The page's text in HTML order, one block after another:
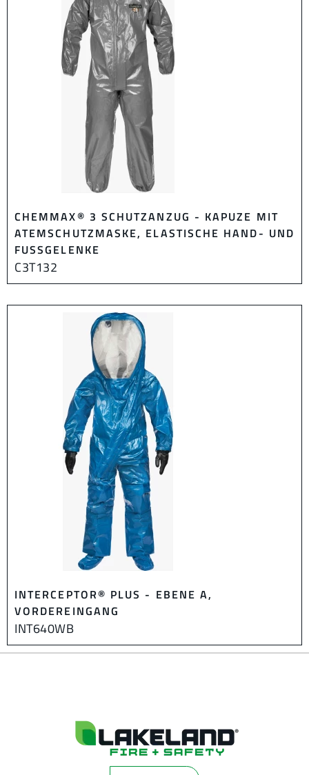
CHEMMAX® 3 SCHUTZANZUG - KAPUZE MIT
ATEMSCHUTZMASKE, ELASTISCHE HAND- UND
FUSSGELENKE
C3T132
INTERCEPTOR® PLUS - EBENE A,
VORDEREINGANG
INT640WB